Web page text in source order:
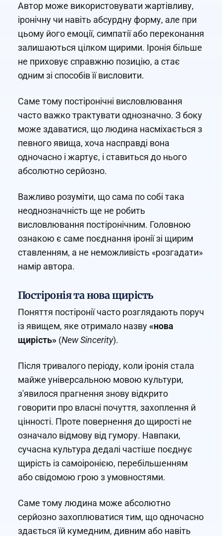
Автор може використовувати жартівливу,
іронічну чи навіть абсурдну форму, але при
цьому його емоції, симпатії або переконання
залишаються цілком щирими. Іронія більше
не приховує справжню позицію, а стає
одним зі способів її висловити.
Саме тому постіронічні висловлювання
часто важко трактувати однозначно. З боку
може здаватися, що людина насміхається з
певного явища, хоча насправді вона
одночасно і жартує, і ставиться до нього
абсолютно серйозно.
Важливо розуміти, що сама по собі така
неоднозначність ще не робить
висловлювання постіронічним. Головною
ознакою є саме поєднання іронії зі щирим
ставленням, а не неможливість «розгадати»
намір автора.
Постіронія та нова щирість
Поняття постіронії часто розглядають поруч
із явищем, яке отримало назву«нова
щирість» (New Sincerity).
Після тривалого періоду, коли іронія стала
майже універсальною мовою культури,
з'явилося прагнення знову відкрито
говорити про власні почуття, захоплення й
цінності. Проте повернення до щирості не
означало відмову від гумору. Навпаки,
сучасна культура дедалі частіше поєднує
щирість із самоіронією, перебільшенням
або свідомою грою з умовностями.
Саме тому людина може абсолютно
серйозно захоплюватися тим, що одночасно
здається їй кумедним, дивним або навіть